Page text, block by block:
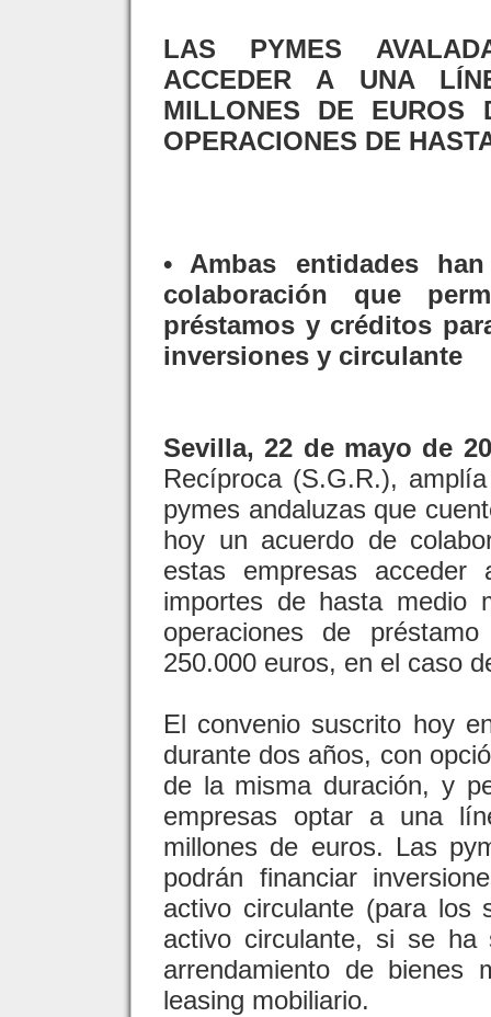
LAS PYMES
ACCEDER A UNA
MILLONES DE EUROS
OPERACIONES DE
• Ambas entidades
colaboración que
préstamos y créditos
inversiones y circulante
Sevilla, 22 de mayo de
Recíproca (S.G.R.),
pymes andaluzas que
hoy un acuerdo de
estas empresas acceder
importes de hasta medio
operaciones de
250.000 euros, en el caso
El convenio suscrito hoy
durante dos años, con
de la misma duración, y
empresas optar a una
millones de euros. Las
podrán financiar
activo circulante (para los
activo circulante, si se ha
arrendamiento de
leasing mobiliario.